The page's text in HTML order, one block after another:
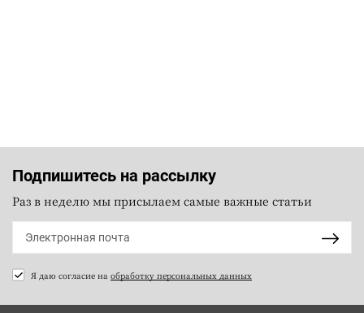
Подпишитесь на рассылку
Раз в неделю мы присылаем самые важные статьи
Я даю согласие на обработку персональных данных